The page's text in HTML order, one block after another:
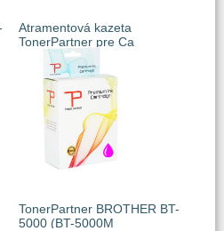
Atramentová kazeta
TonerPartner pre Ca
TonerPartner BROTHER BT-
5000 (BT-5000M